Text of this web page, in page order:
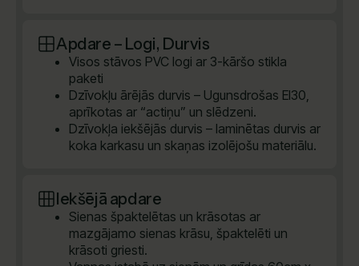
Apdare – Logi, Durvis
Visos stāvos PVC logi ar 3-kāršo stikla
paketi
Dzīvokļu ārējās durvis – Ugunsdrošas EI30,
aprīkotas ar “actiņu” un slēdzeni.
Dzīvokļa iekšējās durvis – laminētas durvis ar
koka karkasu un skaņas izolējošu materiālu.
Iekšējā apdare
Sienas špaktelētas un krāsotas ar
mazgājamo sienas krāsu, špaktelēti un
krāsoti griesti.